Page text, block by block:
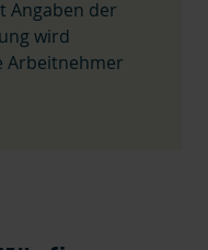
Angaben der
wird
Arbeitnehmer